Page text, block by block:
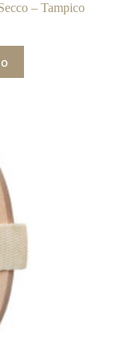
– Tampico